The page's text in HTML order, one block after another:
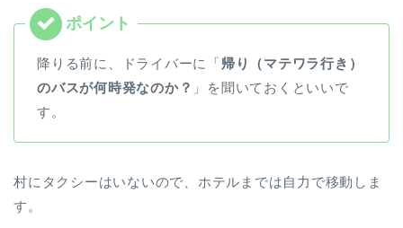
降りる前に、ドライバーに「帰り（マテワラ行き）
のバスが何時発なのか？ 」を聞いておくといいで
す。
村にタクシーはいないので、ホテルまでは自力で移動しま
す。